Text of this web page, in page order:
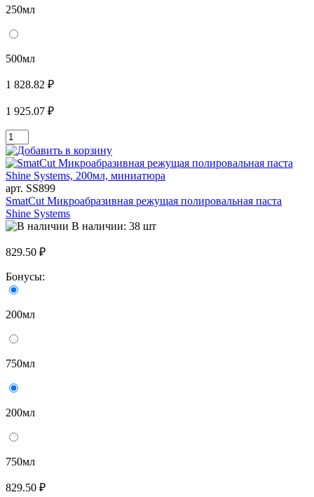
250мл
500мл
1 828.82 ₽
1 925.07 ₽
арт. SS899
SmatCut Микроабразивная режущая полировальная паста
Shine Systems
В наличии: 38 шт
829.50 ₽
Бонусы:
200мл
750мл
200мл
750мл
829.50 ₽